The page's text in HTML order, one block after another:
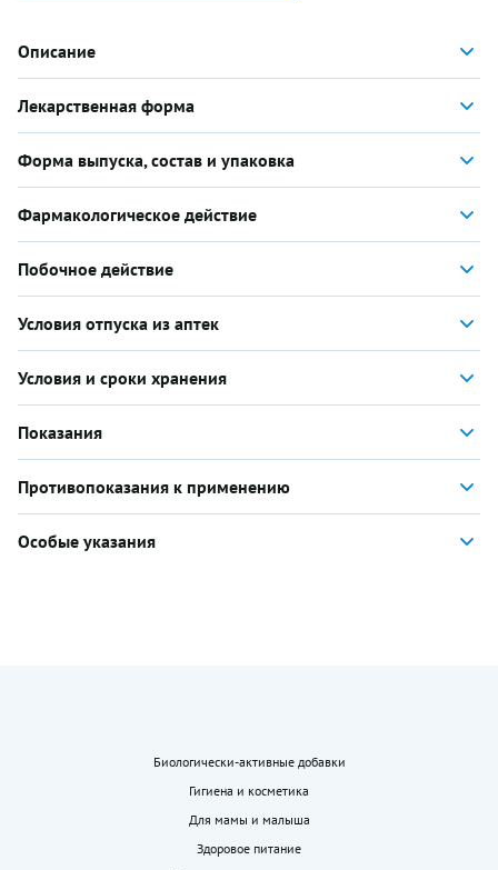
Описание
Лекарственная форма
Форма выпуска, состав и упаковка
Фармакологическое действие
Побочное действие
Условия отпуска из аптек
Условия и сроки хранения
Показания
Противопоказания к применению
Особые указания
Биологически-активные добавки
Гигиена и косметика
Для мамы и малыша
Здоровое питание